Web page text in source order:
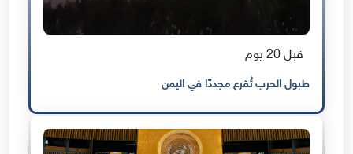
قبل 20 يوم
طبول الحرب تُقرع مجددًا في اليمن